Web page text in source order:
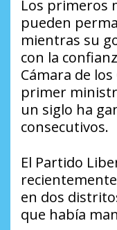
Los primeros
pueden
mientras su
con la
Cámara de
primer
un siglo ha
consecutivos.
El Partido
en dos
que había